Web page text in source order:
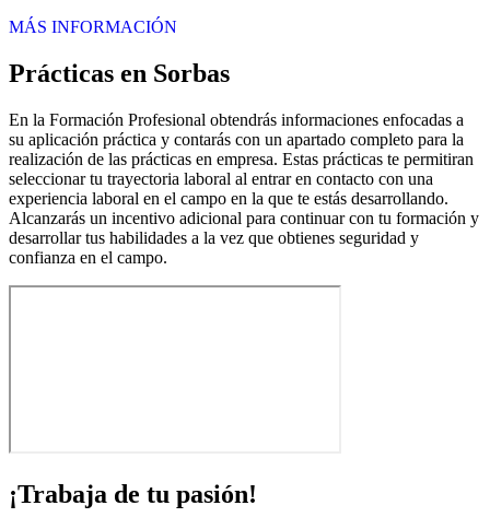
MÁS INFORMACIÓN
Prácticas en Sorbas
En la Formación Profesional obtendrás informaciones enfocadas a
su aplicación práctica y contarás con un apartado completo para la
realización de las prácticas en empresa. Estas prácticas te permitiran
seleccionar tu trayectoria laboral al entrar en contacto con una
experiencia laboral en el campo en la que te estás desarrollando.
Alcanzarás un incentivo adicional para continuar con tu formación y
desarrollar tus habilidades a la vez que obtienes seguridad y
confianza en el campo.
¡Trabaja de tu pasión!